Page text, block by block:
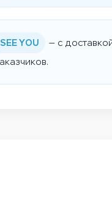
YOU
— с